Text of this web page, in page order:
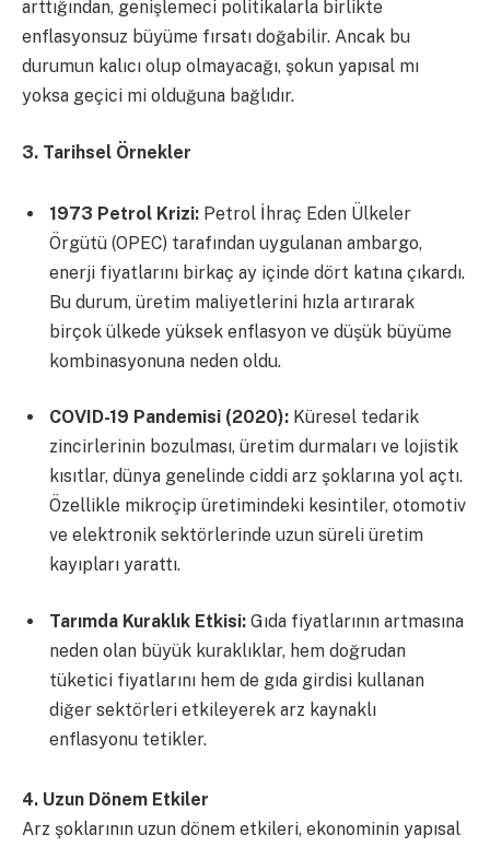
arttığından, genişlemeci politikalarla birlikte
enflasyonsuz büyüme fırsatı doğabilir. Ancak bu
durumun kalıcı olup olmayacağı, şokun yapısal mı
yoksa geçici mi olduğuna bağlıdır.
3. Tarihsel Örnekler
1973 Petrol Krizi: Petrol İhraç Eden Ülkeler
Örgütü (OPEC) tarafından uygulanan ambargo,
enerji fiyatlarını birkaç ay içinde dört katına çıkardı.
Bu durum, üretim maliyetlerini hızla artırarak
birçok ülkede yüksek enflasyon ve düşük büyüme
kombinasyonuna neden oldu.
COVID-19 Pandemisi (2020): Küresel tedarik
zincirlerinin bozulması, üretim durmaları ve lojistik
kısıtlar, dünya genelinde ciddi arz şoklarına yol açtı.
Özellikle mikroçip üretimindeki kesintiler, otomotiv
ve elektronik sektörlerinde uzun süreli üretim
kayıpları yarattı.
Tarımda Kuraklık Etkisi: Gıda fiyatlarının artmasına
neden olan büyük kuraklıklar, hem doğrudan
tüketici fiyatlarını hem de gıda girdisi kullanan
diğer sektörleri etkileyerek arz kaynaklı
enflasyonu tetikler.
4. Uzun Dönem Etkiler
Arz şoklarının uzun dönem etkileri, ekonominin yapısal